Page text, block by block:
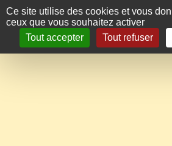
Panneau de gestion des cookies
Ce site utilise des cookies et vous
ceux que vous souhaitez activer
Tout accepter
Tout refuser